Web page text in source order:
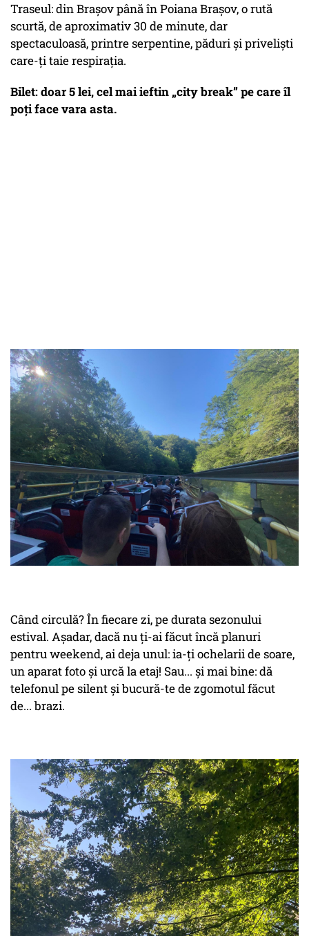
Traseul: din Brașov până în Poiana Brașov, o rută
scurtă, de aproximativ 30 de minute, dar
spectaculoasă, printre serpentine, păduri și priveliști
care-ți taie respirația.
Bilet: doar 5 lei, cel mai ieftin „city break” pe care îl
poți face vara asta.
Când circulă? În fiecare zi, pe durata sezonului
estival. Așadar, dacă nu ți-ai făcut încă planuri
pentru weekend, ai deja unul: ia-ți ochelarii de soare,
un aparat foto și urcă la etaj! Sau... și mai bine: dă
telefonul pe silent și bucură-te de zgomotul făcut
de... brazi.